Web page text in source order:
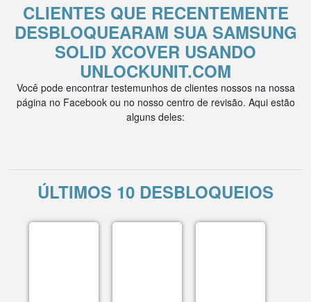
CLIENTES QUE RECENTEMENTE
DESBLOQUEARAM SUA SAMSUNG
SOLID XCOVER USANDO
UNLOCKUNIT.COM
Você pode encontrar testemunhos de clientes nossos na nossa
página no Facebook ou no nosso centro de revisão. Aqui estão
alguns deles:
ÚLTIMOS 10 DESBLOQUEIOS